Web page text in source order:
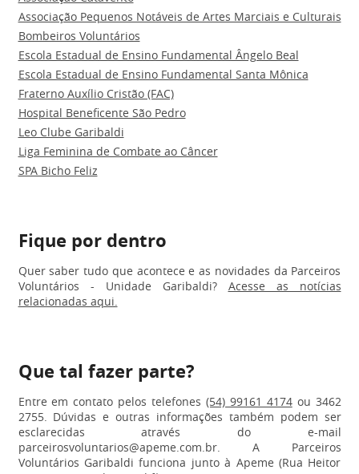
Associação Pequenos Notáveis de Artes Marciais e Culturais
Bombeiros Voluntários
Escola Estadual de Ensino Fundamental Ângelo Beal
Escola Estadual de Ensino Fundamental Santa Mônica
Fraterno Auxílio Cristão (FAC)
Hospital Beneficente São Pedro
Leo Clube Garibaldi
Liga Feminina de Combate ao Câncer
SPA Bicho Feliz
Fique por dentro
Quer saber tudo que acontece e as novidades da Parceiros
Voluntários - Unidade Garibaldi? Acesse as notícias
relacionadas aqui.
Que tal fazer parte?
Entre em contato pelos telefones (54) 99161 4174ou 3462
2755. Dúvidas e outras informações também podem ser
esclarecidas através do e-mail
parceirosvoluntarios@apeme.com.br. A Parceiros
Voluntários Garibaldi funciona junto à Apeme (Rua Heitor